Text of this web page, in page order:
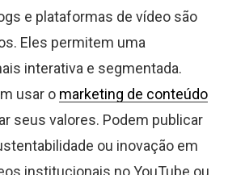
e plataformas de vídeo são
Eles permitem uma
interativa e segmentada.
usar o marketing de conteúdo
seus valores. Podem publicar
ou inovação em
institucionais no YouTube ou